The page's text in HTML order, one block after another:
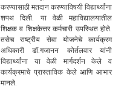
करण्यासाठी मतदान करण्याविषयी विद्यार्थ्यांना
शपथ दिली. या वेळी महाविद्यालयातील
शिक्षक व शिक्षकेत्तर कर्मचारी उपस्थित होते.
तसेच राष्ट्रीय सेवा योजनेचे कार्यक्रम
अधिकारी डॉ.गजानन कोर्तलवार यांनी
विद्यार्थ्यांना या वेळी मार्गदर्शन केले व
कार्यक्रमाचे प्रास्ताविक केले आणि आभार
मानले.